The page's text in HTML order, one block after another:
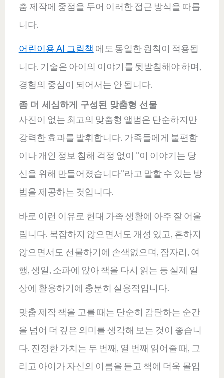
춤 제작에 중점을 두어 이러한 접근 방식을 따릅
니다.
어린이용 AI 그림책 에도 동일한 원칙이 적용됩
니다. 기술은 아이의 이야기를 뒷받침해야 하며,
경험의 중심이 되어서는 안 됩니다.
좀 더 세심하게 구성된 맞춤형 선물
사진이 없는 최고의 맞춤형 앨범은 단순하지만
강력한 효과를 발휘합니다. 가족들에게 불편함
이나 개인 정보 침해 걱정 없이 "이 이야기는 당
신을 위해 만들어졌습니다"라고 말할 수 있는 방
법을 제공하는 것입니다.
바로 이런 이유로 현대 가족 생활에 아주 잘 어울
립니다. 복잡하지 않으면서도 개성 있고, 흔하지
않으면서도 선물하기에 손색없으며, 잠자리, 여
행, 생일, 소파에 앉아 책을 다시 읽는 등 실제 일
상에 활용하기에 충분히 실용적입니다.
맞춤 제작 책을 고를 때는 단순히 감탄하는 순간
을 넘어 더 깊은 의미를 생각해 보는 것이 좋습니
다. 진정한 가치는 두 번째, 열 번째 읽어줄 때, 그
리고 아이가 자신의 이름을 듣고 책에 더욱 몰입